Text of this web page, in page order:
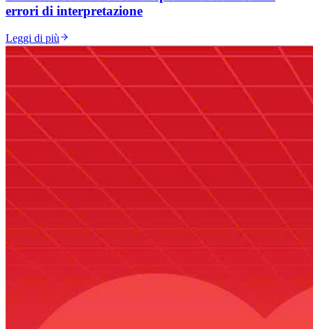
errori di interpretazione
Leggi di più